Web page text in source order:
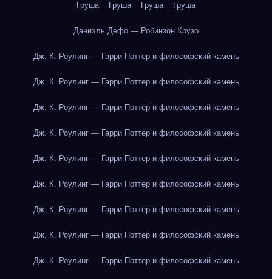
Груша Груша Груша Груша
Даниэль Дефо — Робинзон Крузо
Дж. К. Роулинг — Гарри Поттер и философский камень
Дж. К. Роулинг — Гарри Поттер и философский камень
Дж. К. Роулинг — Гарри Поттер и философский камень
Дж. К. Роулинг — Гарри Поттер и философский камень
Дж. К. Роулинг — Гарри Поттер и философский камень
Дж. К. Роулинг — Гарри Поттер и философский камень
Дж. К. Роулинг — Гарри Поттер и философский камень
Дж. К. Роулинг — Гарри Поттер и философский камень
Дж. К. Роулинг — Гарри Поттер и философский камень